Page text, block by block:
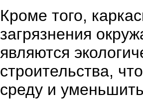
Кроме того,
загрязнения
являются
строительства,
среду и